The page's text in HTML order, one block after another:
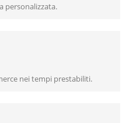
personalizzata.
nei tempi prestabiliti.